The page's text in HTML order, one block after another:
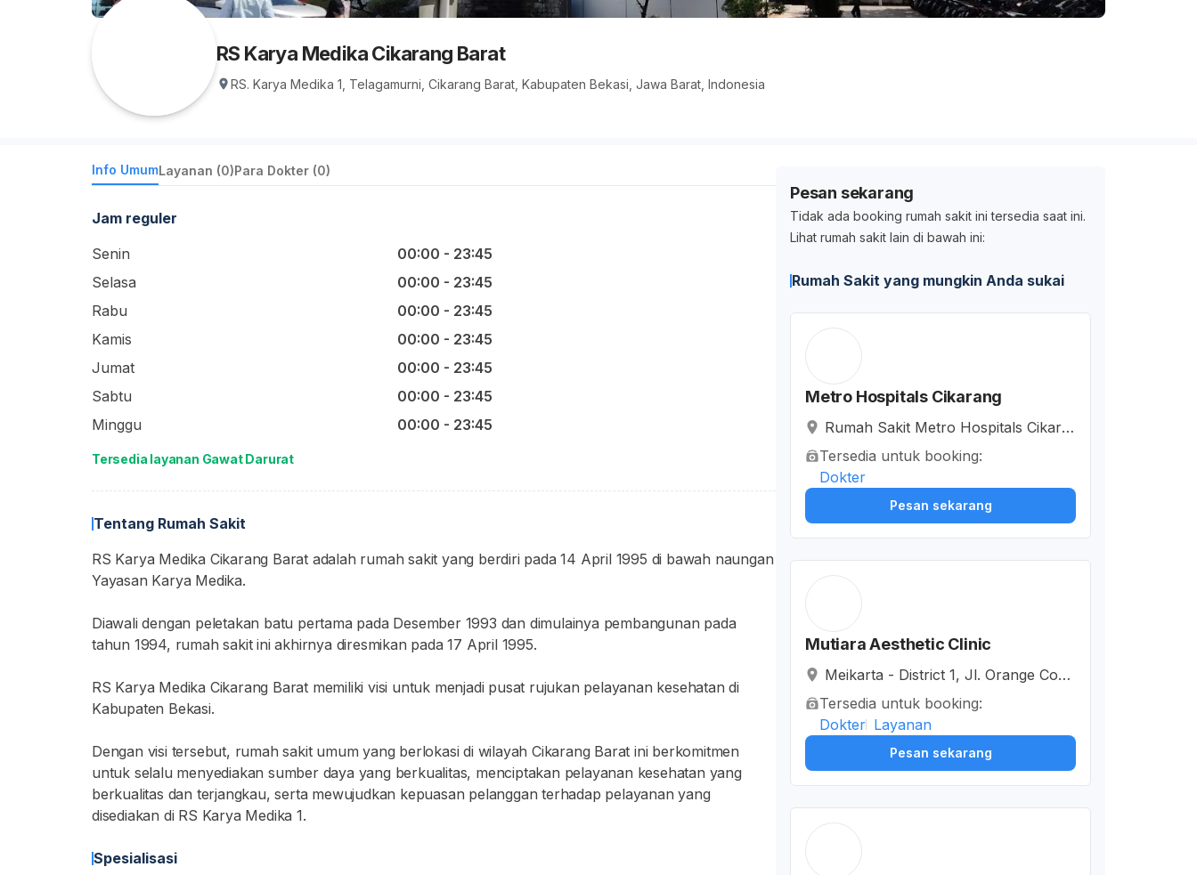
RS Karya Medika Cikarang Barat
RS. Karya Medika 1, Telagamurni, Cikarang Barat, Kabupaten Bekasi, Jawa Barat, Indonesia
Info UmumLayanan (0)Para Dokter (0)
Jam reguler
Senin
00:00 - 23:45
Selasa
00:00 - 23:45
Rabu
00:00 - 23:45
Kamis
00:00 - 23:45
Jumat
00:00 - 23:45
Sabtu
00:00 - 23:45
Minggu
00:00 - 23:45
Tersedia layanan Gawat Darurat
Tentang Rumah Sakit
RS Karya Medika Cikarang Barat adalah rumah sakit yang berdiri pada 14 April 1995 di bawah naungan
Yayasan Karya Medika.
Diawali dengan peletakan batu pertama pada Desember 1993 dan dimulainya pembangunan pada
tahun 1994, rumah sakit ini akhirnya diresmikan pada 17 April 1995.
RS Karya Medika Cikarang Barat memiliki visi untuk menjadi pusat rujukan pelayanan kesehatan di
Kabupaten Bekasi.
Dengan visi tersebut, rumah sakit umum yang berlokasi di wilayah Cikarang Barat ini berkomitmen
untuk selalu menyediakan sumber daya yang berkualitas, menciptakan pelayanan kesehatan yang
berkualitas dan terjangkau, serta mewujudkan kepuasan pelanggan terhadap pelayanan yang
disediakan di RS Karya Medika 1.
Spesialisasi
Pesan sekarang
Tidak ada booking rumah sakit ini tersedia saat ini.
Lihat rumah sakit lain di bawah ini:
Rumah Sakit yang mungkin Anda sukai
Metro Hospitals Cikarang
Rumah Sakit Metro Hospitals Cikara
ng, Jalan Anggrek I, Mekarmukti Cik
arang Baru, Kabupaten Bekasi, Jaw
a Barat, Indonesia
Tersedia untuk booking:
Dokter
Pesan sekarang
Mutiara Aesthetic Clinic
Meikarta - District 1, Jl. Orange Coun
ty Boulevard, Cibatu, Kabupaten Bek
asi, Jawa Barat, Indonesia
Tersedia untuk booking:
Dokter Layanan
Pesan sekarang